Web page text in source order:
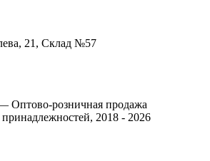
21, Склад №57
розничная продажа
2018 - 2026